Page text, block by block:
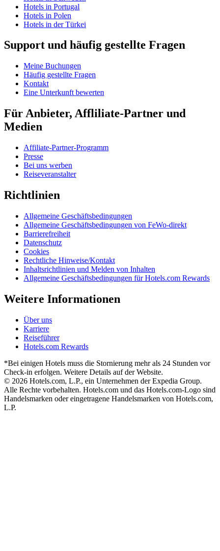
Hotels in Portugal
Hotels in Polen
Hotels in der Türkei
Support und häufig gestellte Fragen
Meine Buchungen
Häufig gestellte Fragen
Kontakt
Eine Unterkunft bewerten
Für Anbieter, Affliliate-Partner und
Medien
Affiliate-Partner-Programm
Presse
Bei uns werben
Reiseveranstalter
Richtlinien
Allgemeine Geschäftsbedingungen
Allgemeine Geschäftsbedingungen von FeWo-direkt
Barrierefreiheit
Datenschutz
Cookies
Rechtliche Hinweise/Kontakt
Inhaltsrichtlinien und Melden von Inhalten
Allgemeine Geschäftsbedingungen für Hotels.com Rewards
Weitere Informationen
Über uns
Karriere
Reiseführer
Hotels.com Rewards
*Bei einigen Hotels muss die Stornierung mehr als 24 Stunden vor
Check-in erfolgen. Weitere Details auf der Website.
© 2026 Hotels.com, L.P., ein Unternehmen der Expedia Group.
Alle Rechte vorbehalten. Hotels.com und das Hotels.com-Logo sind
Handelsmarken oder eingetragene Handelsmarken von Hotels.com,
L.P.